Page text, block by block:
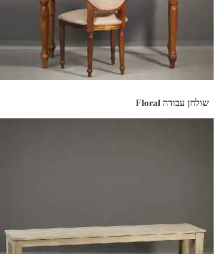
שולחן עבודה Floral